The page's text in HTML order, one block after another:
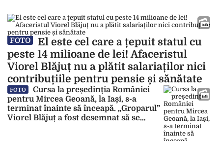
FOTO
El este cel care a țepuit statul cu
peste 14 milioane de lei! Afaceristul
Viorel Blăjuț nu a plătit salariaților nici
contribuțiile pentru pensie și sănătate
FOTO
Cursa la președinția României
pentru Mircea Geoană, la Iași, s-a
terminat înainte să înceapă. „Groparul”
Viorel Blăjuț a fost desemnat să se